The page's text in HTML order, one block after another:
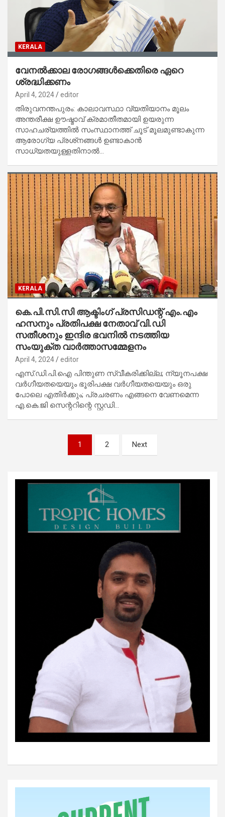
KERALA
വേനല്‍ക്കാല രോഗങ്ങള്‍ക്കെതിരെ ഏറെ
ശ്രദ്ധിക്കണം
April 4, 2024 editor
തിരുവനന്തപുരം: കാലാവസ്ഥാ വ്യതിയാനം മൂലം
അന്തരീക്ഷ ഊഷ്മാവ് ക്രമാതീതമായി ഉയരുന്ന
സാഹചര്യത്തില്‍ സംസ്ഥാനത്ത് ചൂട് മൂലമുണ്ടാകുന്ന
ആരോഗ്യ പ്രശ്‌നങ്ങള്‍ ഉണ്ടാകാന്‍
സാധ്യതയുള്ളതിനാല്‍…
KERALA
കെ.പി.സി.സി ആക്ടിംഗ് പ്രസിഡന്റ് എം.എം
ഹസനും പ്രതിപക്ഷ നേതാവ് വി.ഡി
സതീശനും ഇന്ദിര ഭവനില്‍ നടത്തിയ
സംയുക്ത വാര്‍ത്താസമ്മേളനം
April 4, 2024 editor
എസ്.ഡി.പി.ഐ പിന്തുണ സ്വീകരിക്കില്ല; ന്യൂനപക്ഷ
വര്‍ഗീയതയെയും ഭൂരിപക്ഷ വര്‍ഗീയതയെയും ഒരു
പോലെ എതിര്‍ക്കും; പ്രചരണം എങ്ങനെ വേണമെന്ന
എ.കെ.ജി സെന്ററിന്റെ സ്റ്റഡി…
1 2 Next